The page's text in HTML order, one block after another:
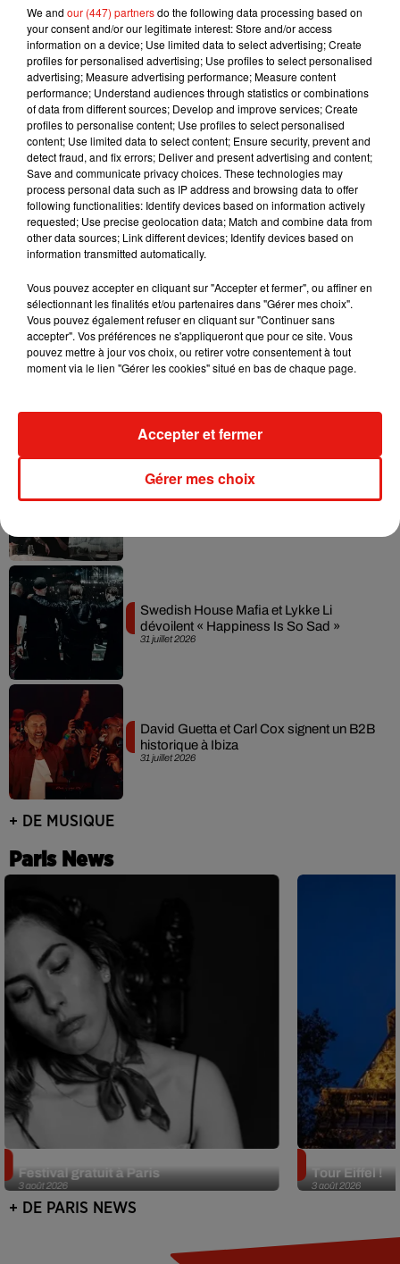
Musique
7 août 2026
RÜFÜS DU SOL annonce un nouvel
album après sa tournée mondiale
Angèle et Amélie Lens dévoilent leur
Il y a 10 ans, DJ Snake changeait de
31 juillet 2026
Swedish House Mafia et Lykke Li
dévoilent « Happiness Is So Sad »
31 juillet 2026
David Guetta et Carl Cox signent un B2B
historique à Ibiza
+ DE MUSIQUE
Paris News
3 août 2026
Festival gratuit à Paris
3 août 2026
Tour Eiffel !
+ DE PARIS NEWS
We and our (447) partnersdo the following data processing based on
your consent and/or our legitimate interest: Store and/or access
information on a device; Use limited data to select advertising; Create
profiles for personalised advertising; Use profiles to select personalised
advertising; Measure advertising performance; Measure content
performance; Understand audiences through statistics or combinations
of data from different sources; Develop and improve services; Create
profiles to personalise content; Use profiles to select personalised
content; Use limited data to select content; Ensure security, prevent and
detect fraud, and fix errors; Deliver and present advertising and content;
Save and communicate privacy choices. These technologies may
process personal data such as IP address and browsing data to offer
following functionalities: Identify devices based on information actively
requested; Use precise geolocation data; Match and combine data from
other data sources; Link different devices; Identify devices based on
information transmitted automatically.
Vous pouvez accepter en cliquant sur "Accepter et fermer", ou affiner en
sélectionnant les finalités et/ou partenaires dans "Gérer mes choix".
Vous pouvez également refuser en cliquant sur "Continuer sans
accepter". Vos préférences ne s'appliqueront que pour ce site. Vous
pouvez mettre à jour vos choix, ou retirer votre consentement à tout
moment via le lien "Gérer les cookies" situé en bas de chaque page.
Gérer mes choix
Accepter et fermer